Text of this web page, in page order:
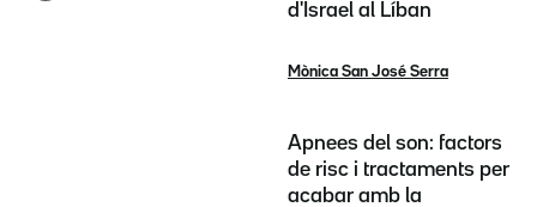
d'Israel al Líban
Mònica San José Serra
Apnees del son: factors
de risc i tractaments per
acabar amb la